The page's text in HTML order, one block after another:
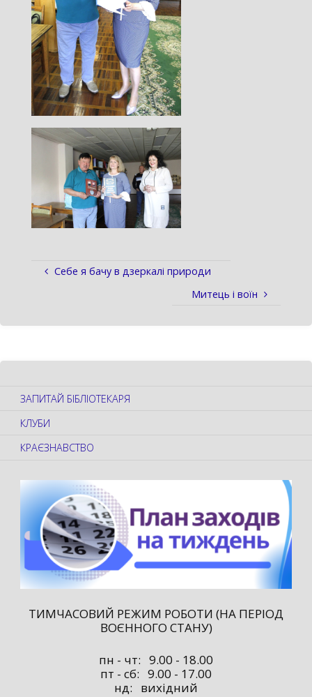
Себе я бачу в дзеркалі природи
Митець і воїн
ЗАПИТАЙ БІБЛІОТЕКАРЯ
КЛУБИ
КРАЄЗНАВСТВО
ТИМЧАСОВИЙ РЕЖИМ РОБОТИ (НА ПЕРІОД
ВОЄННОГО СТАНУ)
пн - чт: 9.00 - 18.00
пт - сб: 9.00 - 17.00
нд: вихідний